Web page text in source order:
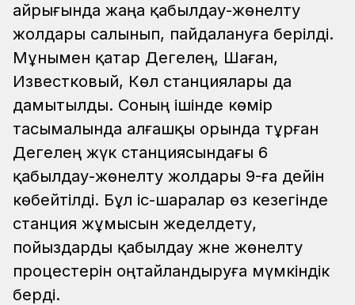
айрығында жаңа қабылдау-жөнелту
жолдары салынып, пайдалануға берілді.
Мұнымен қатар Дегелең, Шаған,
Известковый, Көл станциялары да
дамытылды. Соның ішінде көмір
тасымалында алғашқы орында тұрған
Дегелең жүк станциясындағы 6
қабылдау-жөнелту жолдары 9-ға дейін
көбейтілді. Бұл іс-шаралар өз кезегінде
станция жұмысын жеделдету,
пойыздарды қабылдау және жөнелту
процестерін оңтайландыруға мүмкіндік
берді.